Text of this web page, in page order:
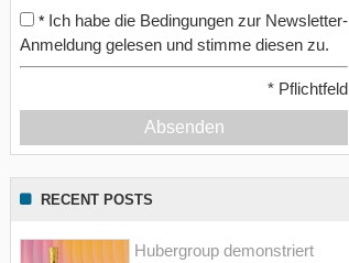
* Ich habe die Bedingungen zur Newsletter-
Anmeldung gelesen und stimme diesen zu.
* Pflichtfeld
Absenden
RECENT POSTS
Hubergroup demonstriert